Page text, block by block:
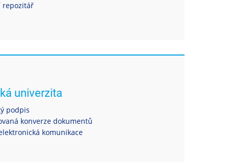
repozitář
univerzita
podpis
konverze dokumentů
komunikace